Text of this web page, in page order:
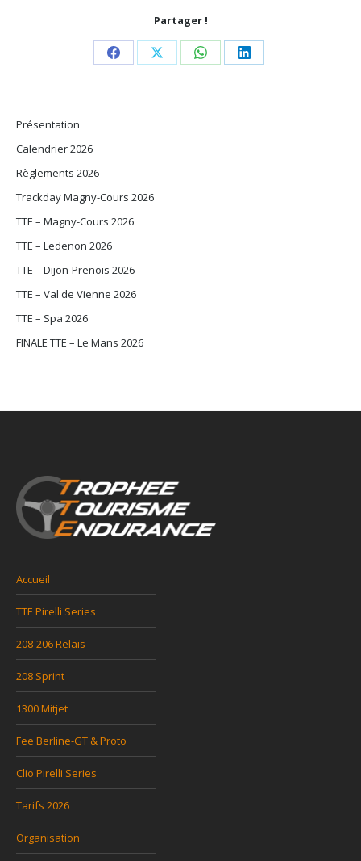
Partager !
Share Share Share Share
Présentation
Calendrier 2026
Règlements 2026
Trackday Magny-Cours 2026
TTE – Magny-Cours 2026
TTE – Ledenon 2026
TTE – Dijon-Prenois 2026
TTE – Val de Vienne 2026
TTE – Spa 2026
FINALE TTE – Le Mans 2026
Accueil
TTE Pirelli Series
208-206 Relais
208 Sprint
1300 Mitjet
Fee Berline-GT & Proto
Clio Pirelli Series
Tarifs 2026
Organisation